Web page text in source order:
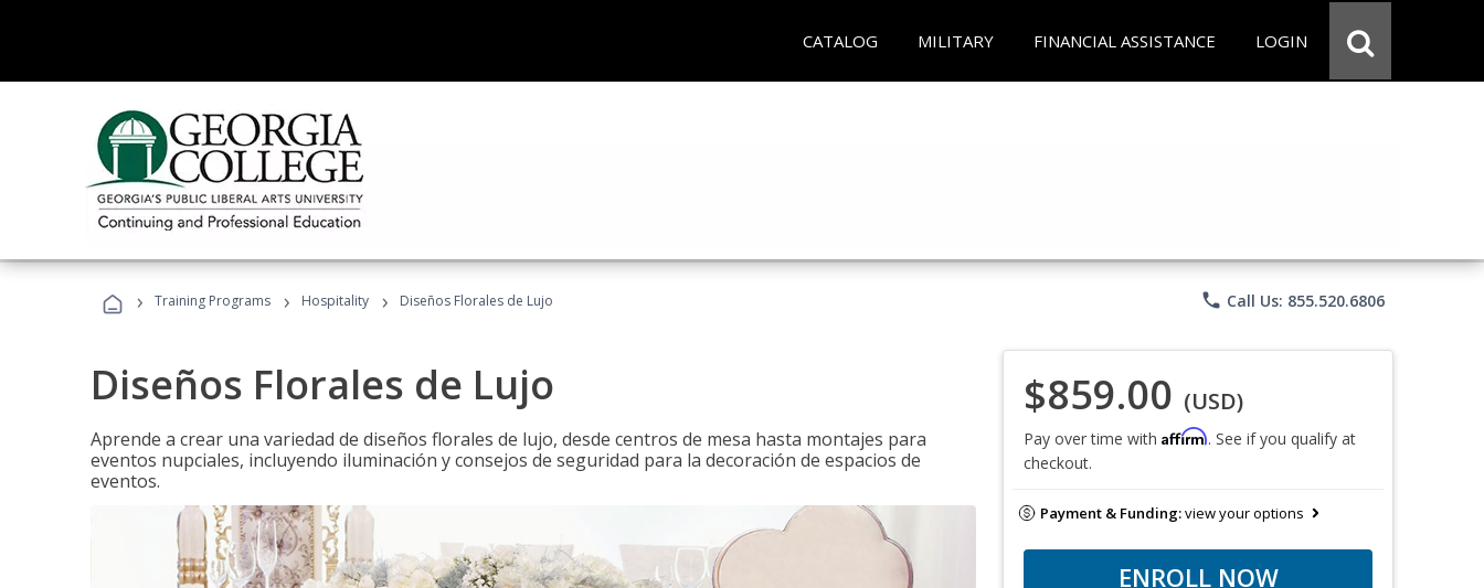
CATALOG MILITARY FINANCIAL ASSISTANCE LOGIN
› Training Programs › Hospitality › Diseños Florales de Lujo phone Call Us: 855.520.6806
Diseños Florales de Lujo
Aprende a crear una variedad de diseños florales de lujo, desde centros de mesa hasta montajes para
eventos nupciales, incluyendo iluminación y consejos de seguridad para la decoración de espacios de
eventos.
$859.00 (USD)
Pay over time with Affirm. See if you qualify at
checkout.
Payment & Funding:view your options
ENROLL NOW